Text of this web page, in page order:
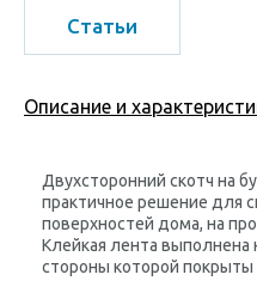
Статьи
Описание и
Двухсторонний скотч на
практичное решение для
поверхностей дома, на
Клейкая лента выполнена
стороны которой